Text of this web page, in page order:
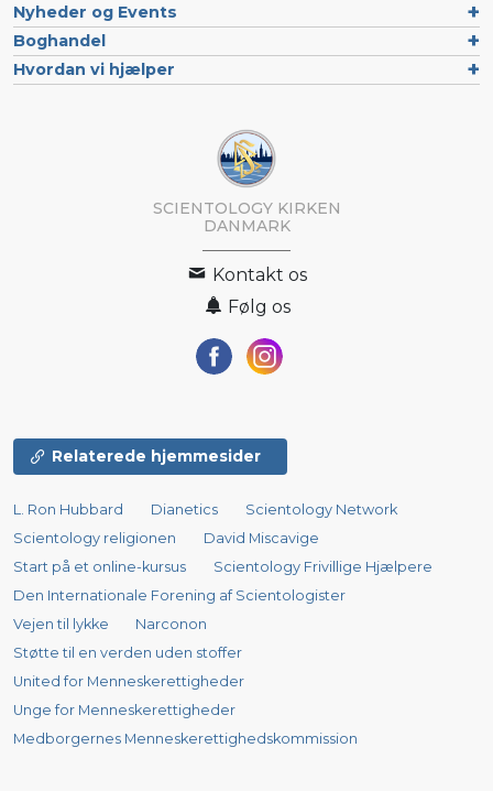
Nyheder og Events
Boghandel
Hvordan vi hjælper
SCIENTOLOGY KIRKEN
DANMARK
Kontakt os
Følg os
Relaterede hjemmesider
L. Ron Hubbard Dianetics
Scientology Network
Scientology religionen
David Miscavige
Start på et online-kursus
Scientology Frivillige Hjælpere
Den Internationale Forening af Scientologister
Vejen til lykke
Narconon
Støtte til en verden uden stoffer
United for Menneskerettigheder
Unge for Menneskerettigheder
Medborgernes Menneskerettigheds­kommission